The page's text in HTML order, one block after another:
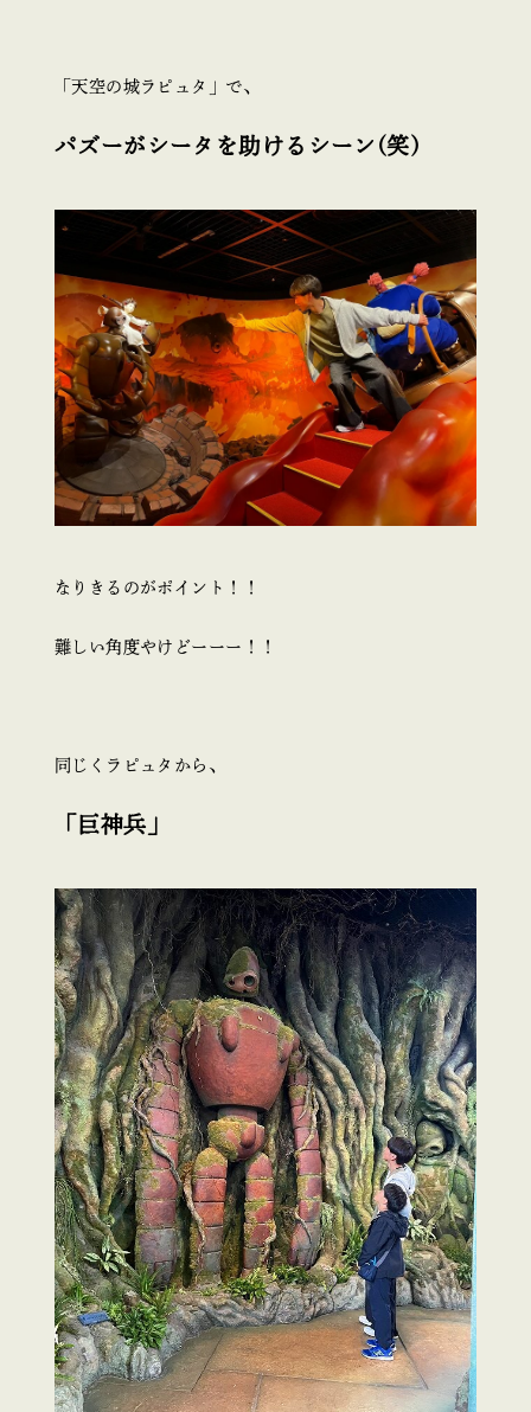
「天空の城ラピュタ」で、
パズーがシータを助けるシーン(笑)
なりきるのがポイント！！
難しい角度やけどーーー！！
同じくラピュタから、
「巨神兵」